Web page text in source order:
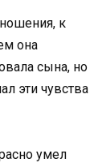
к
она
сына, но
эти чувства
умел